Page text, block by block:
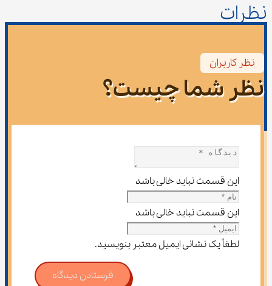
نظرات
نظر کاربران
نظر شما چیست؟
این قسمت نباید خالی باشد
این قسمت نباید خالی باشد
لطفاً یک نشانی ایمیل معتبر بنویسید.
فرستادن دیدگاه